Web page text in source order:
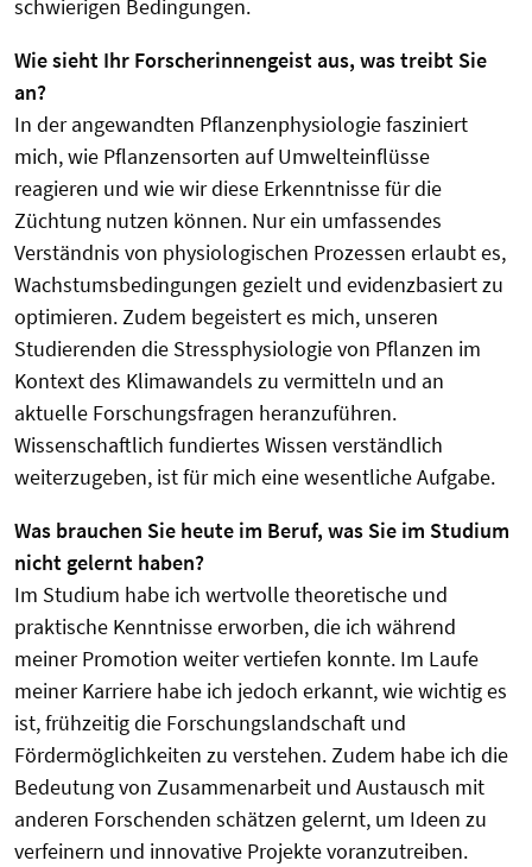
schwierigen Bedingungen.
Wie sieht Ihr Forscherinnengeist aus, was treibt Sie
an?
In der angewandten Pflanzenphysiologie fasziniert
mich, wie Pflanzensorten auf Umwelteinflüsse
reagieren und wie wir diese Erkenntnisse für die
Züchtung nutzen können. Nur ein umfassendes
Verständnis von physiologischen Prozessen erlaubt es,
Wachstumsbedingungen gezielt und evidenzbasiert zu
optimieren. Zudem begeistert es mich, unseren
Studierenden die Stressphysiologie von Pflanzen im
Kontext des Klimawandels zu vermitteln und an
aktuelle Forschungsfragen heranzuführen.
Wissenschaftlich fundiertes Wissen verständlich
weiterzugeben, ist für mich eine wesentliche Aufgabe.
Was brauchen Sie heute im Beruf, was Sie im Studium
nicht gelernt haben?
Im Studium habe ich wertvolle theoretische und
praktische Kenntnisse erworben, die ich während
meiner Promotion weiter vertiefen konnte. Im Laufe
meiner Karriere habe ich jedoch erkannt, wie wichtig es
ist, frühzeitig die Forschungslandschaft und
Fördermöglichkeiten zu verstehen. Zudem habe ich die
Bedeutung von Zusammenarbeit und Austausch mit
anderen Forschenden schätzen gelernt, um Ideen zu
verfeinern und innovative Projekte voranzutreiben.